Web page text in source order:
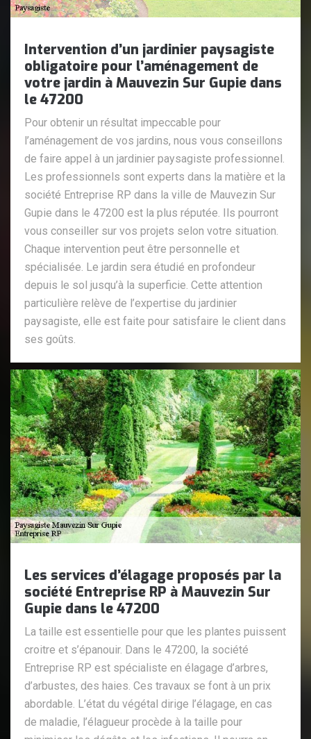
Intervention d’un jardinier paysagiste
obligatoire pour l’aménagement de
votre jardin à Mauvezin Sur Gupie dans
le 47200
Pour obtenir un résultat impeccable pour
l’aménagement de vos jardins, nous vous conseillons
de faire appel à un jardinier paysagiste professionnel.
Les professionnels sont experts dans la matière et la
société Entreprise RP dans la ville de Mauvezin Sur
Gupie dans le 47200 est la plus réputée. Ils pourront
vous conseiller sur vos projets selon votre situation.
Chaque intervention peut être personnelle et
spécialisée. Le jardin sera étudié en profondeur
depuis le sol jusqu’à la superficie. Cette attention
particulière relève de l’expertise du jardinier
paysagiste, elle est faite pour satisfaire le client dans
ses goûts.
Les services d’élagage proposés par la
société Entreprise RP à Mauvezin Sur
Gupie dans le 47200
La taille est essentielle pour que les plantes puissent
croitre et s’épanouir. Dans le 47200, la société
Entreprise RP est spécialiste en élagage d’arbres,
d’arbustes, des haies. Ces travaux se font à un prix
abordable. L’état du végétal dirige l’élagage, en cas
de maladie, l’élagueur procède à la taille pour